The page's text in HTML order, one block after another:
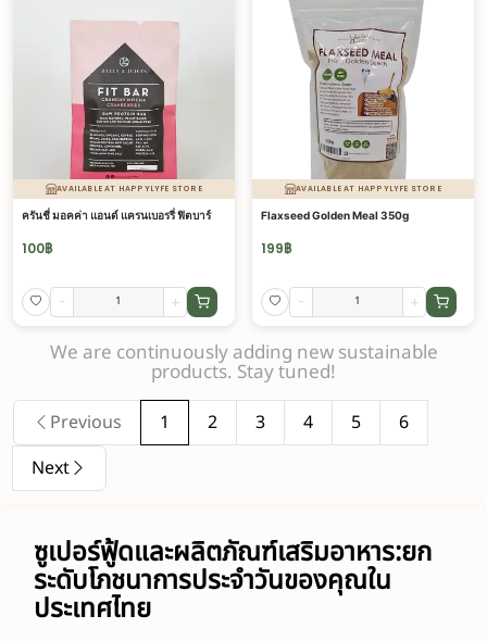
AVAILABLE AT HAPPYLYFE STORE
ครันชี่ มอคค่า แอนด์ แครนเบอรรี่ ฟิตบาร์
100฿
- +
AVAILABLE AT HAPPYLYFE STORE
Flaxseed Golden Meal 350g
199฿
- +
We are continuously adding new sustainable
products. Stay tuned!
Previous 1 2 3 4 5
6
Next
ซูเปอร์ฟู้ดและผลิตภัณฑ์เสริมอาหาร:ยก
ระดับโภชนาการประจำวันของคุณใน
ประเทศไทย